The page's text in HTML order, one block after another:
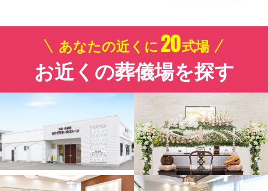
あなたの近くに 20式場
お近くの葬儀場を探す